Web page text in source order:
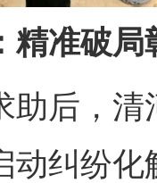
准破局
后，清
动纠纷化